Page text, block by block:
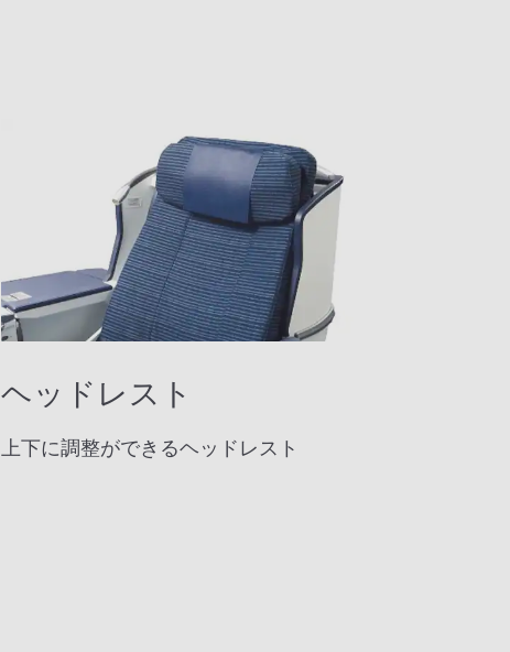
ヘッドレスト
上下に調整ができるヘッドレスト